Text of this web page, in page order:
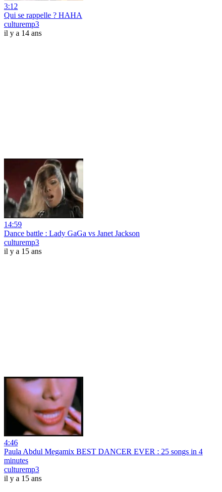
3:12
Qui se rappelle ? HAHA
culturemp3
il y a 14 ans
14:59
Dance battle : Lady GaGa vs Janet Jackson
culturemp3
il y a 15 ans
4:46
Paula Abdul Megamix BEST DANCER EVER : 25 songs in 4
minutes
culturemp3
il y a 15 ans